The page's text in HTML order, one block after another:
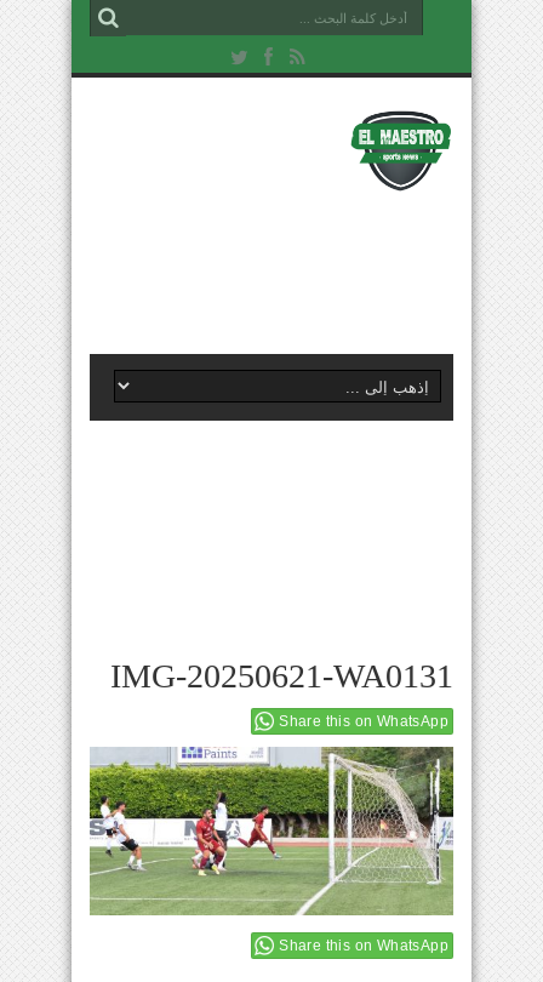
IMG-20250621-WA0131
Share this on WhatsApp
Share this on WhatsApp